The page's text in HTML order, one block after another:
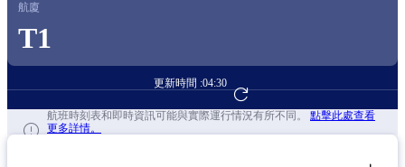
航廈
T1
更新時間 :04:30
前往航班預訂
航班時刻表和即時資訊可能與實際運行情況有所不同。 點擊此處查看
更多詳情。